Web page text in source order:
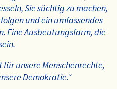
Sie süchtig zu machen,
und ein umfassendes
Eine Ausbeutungsfarm, die
für unsere Menschenrechte,
Demokratie.“